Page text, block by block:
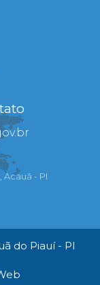
- PI
do Piauí - PI